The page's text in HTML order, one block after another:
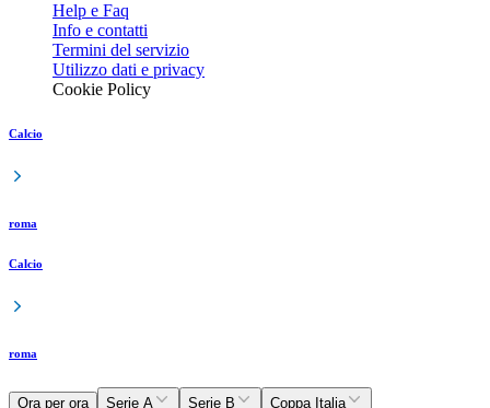
Help e Faq
Info e contatti
Termini del servizio
Utilizzo dati e privacy
Cookie Policy
Calcio
roma
Calcio
roma
Ora per ora Serie A Serie B
Coppa Italia